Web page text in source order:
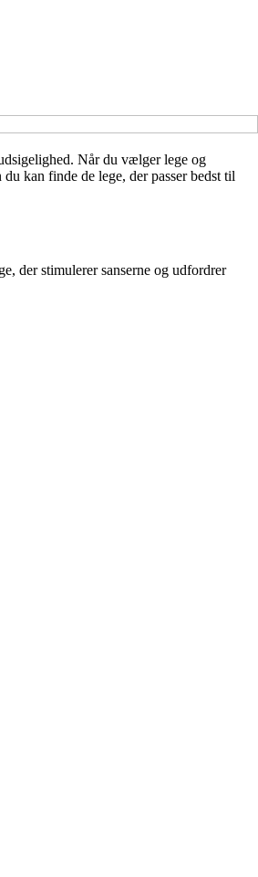
Når du vælger lege og
kan finde de lege, der passer bedst til
der stimulerer sanserne og udfordrer